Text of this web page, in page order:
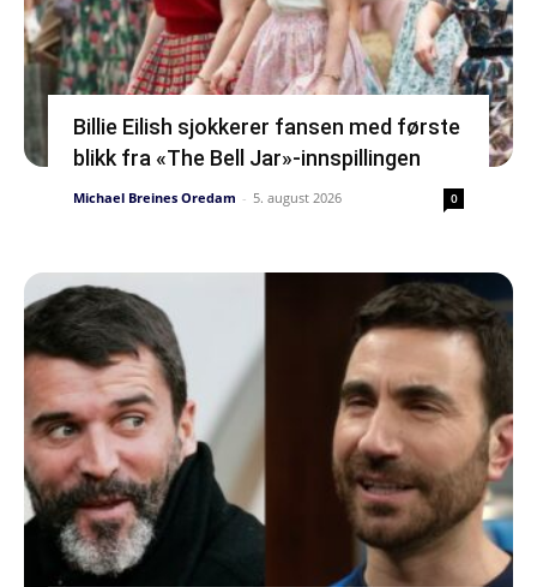
Billie Eilish sjokkerer fansen med første
blikk fra «The Bell Jar»-innspillingen
Michael Breines Oredam - 5. august 2026 0